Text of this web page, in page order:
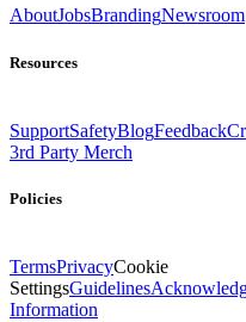
AboutJobsBrandingNewsroom
Resources
SupportSafetyBlogFeedback
3rd Party Merch
Policies
TermsPrivacyCookie
SettingsGuidelines
Information